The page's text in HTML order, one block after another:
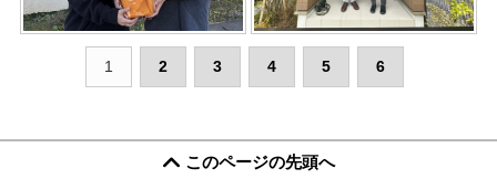
1 2 3 4 5 6
このページの先頭へ